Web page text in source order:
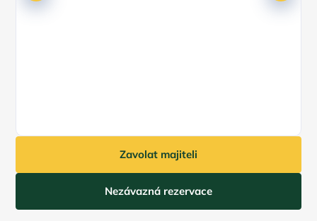
Zavolat majiteli
Nezávazná rezervace